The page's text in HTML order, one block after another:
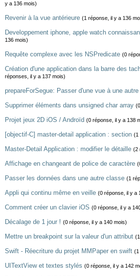
y a 136 mois)
Revenir à la vue antérieure (1 réponse, il y a 136
Developpement iphone, apple watch
136 mois)
Requête complexe avec les NSPredicate (0
Création d'une application dans la barre des
réponses, il y a 137 mois)
prepareForSegue: Passer d'une vue à une autre
Supprimer éléments dans unsigned char array
Projet jeux 2D iOS / Androïd (0 réponse, il y a 138
[objectif-C] master-detail application : section (1
Master-Detail Application : modifier le détaille (2
Affichage en changeant de police de caractère
Passer les données dans une autre classe (1
Appli qui continu même en veille (0 réponse, il y a
Comment créer un clavier iOS (0 réponse, il y a
Décalage de 1 jour ! (0 réponse, il y a 140 mois)
Mettre un breakpoint sur la valeur d'un attribut
Swift - Réecriture du projet MMPaper en swift (1
UITextView et textes stylés (0 réponse, il y a 142